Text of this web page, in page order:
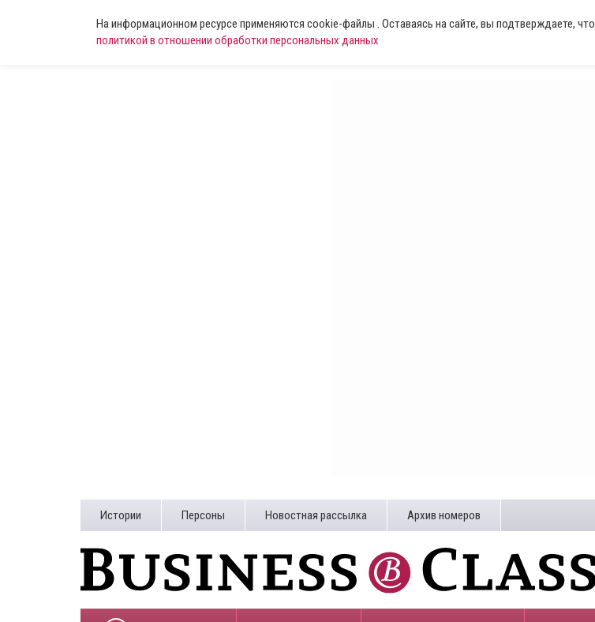
На информационном ресурсе применяются cookie-файлы . Оставаясь на сайте, вы подтверждаете, что
политикой в отношении обработки персональных данных
Истории Персоны Новостная рассылка Архив номеров